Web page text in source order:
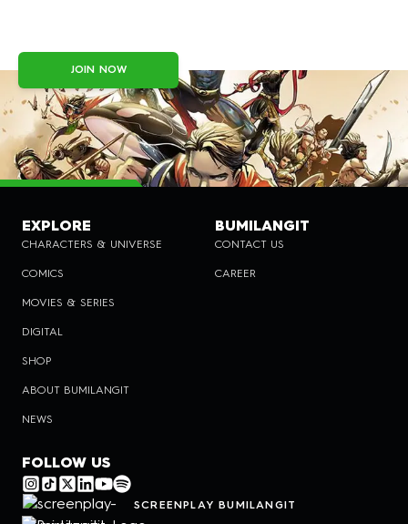
JOIN NOW
EXPLORE
CHARACTERS & UNIVERSE
COMICS
MOVIES & SERIES
DIGITAL
SHOP
ABOUT BUMILANGIT
NEWS
BUMILANGIT
CONTACT US
CAREER
FOLLOW US
SCREENPLAY BUMILANGIT